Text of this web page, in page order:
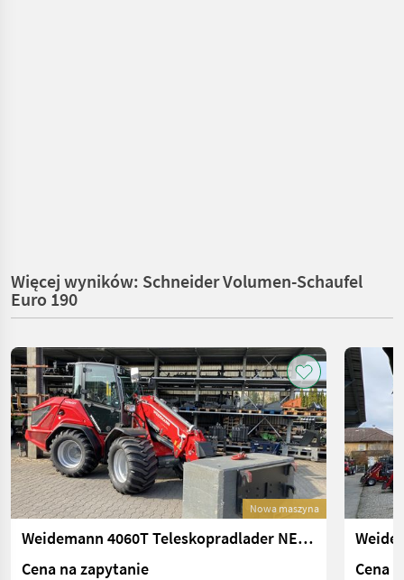
Więcej wyników: Schneider Volumen-Schaufel
Euro 190
Nowa maszyna
Weidemann 4060T Teleskopradlader NEUHEIT
Cena na zapytanie
Cena